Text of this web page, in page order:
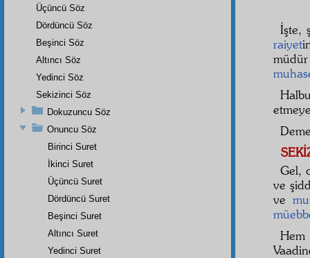
İşte,
raiyet
Gel,
ve
ve
Üçüncü Söz
Dördüncü Söz
Beşinci Söz
Altıncı Söz
Yedinci Söz
Sekizinci Söz
Dokuzuncu Söz
Onuncu Söz
Birinci Suret
İkinci Suret
Üçüncü Suret
Dördüncü Suret
Beşinci Suret
Altıncı Suret
Yedinci Suret